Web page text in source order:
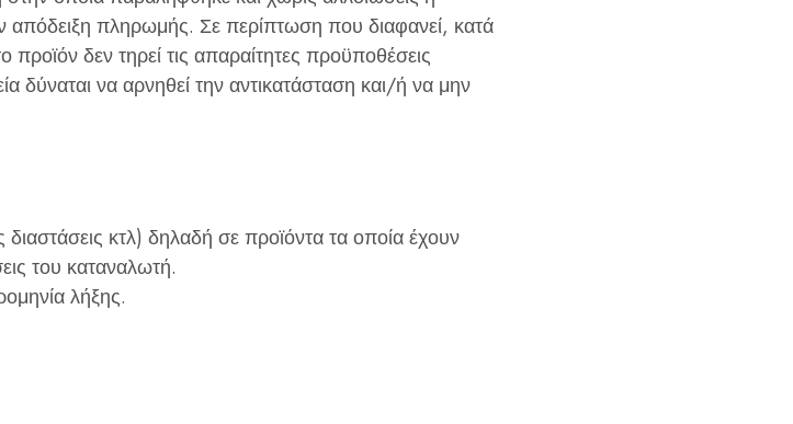
πληρωμής. Σε περίπτωση που διαφανεί, κατά
δεν τηρεί τις απαραίτητες προϋποθέσεις
δύναται να αρνηθεί την αντικατάσταση και/ή να μην
κτλ) δηλαδή σε προϊόντα τα οποία έχουν
του καταναλωτή.
λήξης.